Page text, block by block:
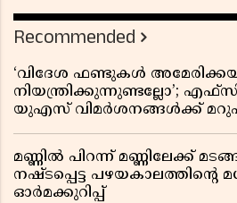
Recommended
‘വിദേശ ഫണ്ടുകൾ
നിയന്ത്രിക്കുന്നുണ്ടല്ലോ’;
യുഎസ് വിമർശനങ്ങൾക്ക്
മണ്ണിൽ പിറന്ന് മണ്ണിലേക്ക്
നഷ്ടപ്പെട്ട പഴയകാലത്തിൻ്റെ
ഓർമക്കുറിപ്പ്